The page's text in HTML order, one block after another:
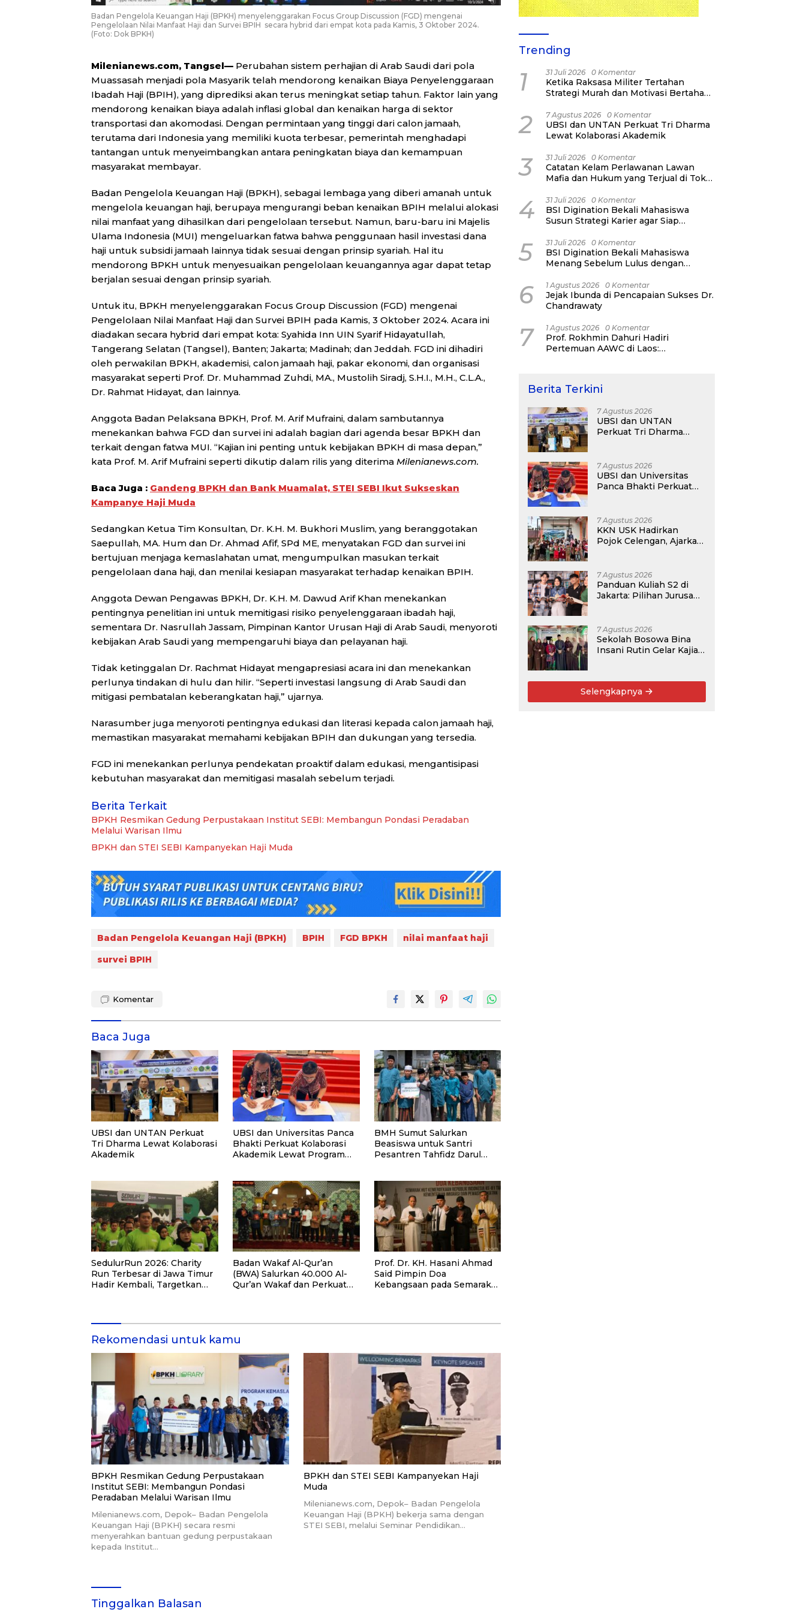
Badan Pengelola Keuangan Haji (BPKH) menyelenggarakan Focus Group Discussion (FGD) mengenai
Pengelolaan Nilai Manfaat Haji dan Survei BPIH secara hybrid dari empat kota pada Kamis, 3 Oktober 2024.
(Foto: Dok BPKH)
Milenianews.com, Tangsel— Perubahan sistem perhajian di Arab Saudi dari pola
Muassasah menjadi pola Masyarik telah mendorong kenaikan Biaya Penyelenggaraan
Ibadah Haji (BPIH), yang diprediksi akan terus meningkat setiap tahun. Faktor lain yang
mendorong kenaikan biaya adalah inflasi global dan kenaikan harga di sektor
transportasi dan akomodasi. Dengan permintaan yang tinggi dari calon jamaah,
terutama dari Indonesia yang memiliki kuota terbesar, pemerintah menghadapi
tantangan untuk menyeimbangkan antara peningkatan biaya dan kemampuan
masyarakat membayar.
Badan Pengelola Keuangan Haji (BPKH), sebagai lembaga yang diberi amanah untuk
mengelola keuangan haji, berupaya mengurangi beban kenaikan BPIH melalui alokasi
nilai manfaat yang dihasilkan dari pengelolaan tersebut. Namun, baru-baru ini Majelis
Ulama Indonesia (MUI) mengeluarkan fatwa bahwa penggunaan hasil investasi dana
haji untuk subsidi jamaah lainnya tidak sesuai dengan prinsip syariah. Hal itu
mendorong BPKH untuk menyesuaikan pengelolaan keuangannya agar dapat tetap
berjalan sesuai dengan prinsip syariah.
Untuk itu, BPKH menyelenggarakan Focus Group Discussion (FGD) mengenai
Pengelolaan Nilai Manfaat Haji dan Survei BPIH pada Kamis, 3 Oktober 2024. Acara ini
diadakan secara hybrid dari empat kota: Syahida Inn UIN Syarif Hidayatullah,
Tangerang Selatan (Tangsel), Banten; Jakarta; Madinah; dan Jeddah. FGD ini dihadiri
oleh perwakilan BPKH, akademisi, calon jamaah haji, pakar ekonomi, dan organisasi
masyarakat seperti Prof. Dr. Muhammad Zuhdi, MA., Mustolih Siradj, S.H.I., M.H., C.L.A.,
Dr. Rahmat Hidayat, dan lainnya.
Anggota Badan Pelaksana BPKH, Prof. M. Arif Mufraini, dalam sambutannya
menekankan bahwa FGD dan survei ini adalah bagian dari agenda besar BPKH dan
terkait dengan fatwa MUI. “Kajian ini penting untuk kebijakan BPKH di masa depan,”
kata Prof. M. Arif Mufraini seperti dikutip dalam rilis yang diterima Milenianews.com.
Baca Juga : Gandeng BPKH dan Bank Muamalat, STEI SEBI Ikut Sukseskan
Kampanye Haji Muda
Sedangkan Ketua Tim Konsultan, Dr. K.H. M. Bukhori Muslim, yang beranggotakan
Saepullah, MA. Hum dan Dr. Ahmad Afif, SPd ME, menyatakan FGD dan survei ini
bertujuan menjaga kemaslahatan umat, mengumpulkan masukan terkait
pengelolaan dana haji, dan menilai kesiapan masyarakat terhadap kenaikan BPIH.
Anggota Dewan Pengawas BPKH, Dr. K.H. M. Dawud Arif Khan menekankan
pentingnya penelitian ini untuk memitigasi risiko penyelenggaraan ibadah haji,
sementara Dr. Nasrullah Jassam, Pimpinan Kantor Urusan Haji di Arab Saudi, menyoroti
kebijakan Arab Saudi yang mempengaruhi biaya dan pelayanan haji.
Tidak ketinggalan Dr. Rachmat Hidayat mengapresiasi acara ini dan menekankan
perlunya tindakan di hulu dan hilir. “Seperti investasi langsung di Arab Saudi dan
mitigasi pembatalan keberangkatan haji,” ujarnya.
Narasumber juga menyoroti pentingnya edukasi dan literasi kepada calon jamaah haji,
memastikan masyarakat memahami kebijakan BPIH dan dukungan yang tersedia.
FGD ini menekankan perlunya pendekatan proaktif dalam edukasi, mengantisipasi
kebutuhan masyarakat dan memitigasi masalah sebelum terjadi.
Berita Terkait
BPKH Resmikan Gedung Perpustakaan Institut SEBI: Membangun Pondasi Peradaban
Melalui Warisan Ilmu
BPKH dan STEI SEBI Kampanyekan Haji Muda
Badan Pengelola Keuangan Haji (BPKH) BPIH FGD BPKH
nilai manfaat haji
survei BPIH
Komentar
Baca Juga
UBSI dan UNTAN Perkuat
Tri Dharma Lewat Kolaborasi
Akademik
UBSI dan Universitas Panca
Bhakti Perkuat Kolaborasi
Akademik Lewat Program
BMH Sumut Salurkan
Beasiswa untuk Santri
Pesantren Tahfidz Darul
SedulurRun 2026: Charity
Run Terbesar di Jawa Timur
Hadir Kembali, Targetkan
Badan Wakaf Al-Qur’an
(BWA) Salurkan 40.000 Al-
Qur’an Wakaf dan Perkuat
Prof. Dr. KH. Hasani Ahmad
Said Pimpin Doa
Kebangsaan pada Semarak
Rekomendasi untuk kamu
BPKH Resmikan Gedung Perpustakaan
Institut SEBI: Membangun Pondasi
Peradaban Melalui Warisan Ilmu
Milenianews.com, Depok– Badan Pengelola
Keuangan Haji (BPKH) secara resmi
menyerahkan bantuan gedung perpustakaan
kepada Institut…
BPKH dan STEI SEBI Kampanyekan Haji
Muda
Milenianews.com, Depok– Badan Pengelola
Keuangan Haji (BPKH) bekerja sama dengan
STEI SEBI, melalui Seminar Pendidikan…
Tinggalkan Balasan
Trending
1 31 Juli 2026 0 Komentar
Ketika Raksasa Militer Tertahan
Strategi Murah dan Motivasi Bertahan
2 7 Agustus 2026 0 Komentar
UBSI dan UNTAN Perkuat Tri Dharma
Lewat Kolaborasi Akademik
3 31 Juli 2026 0 Komentar
Catatan Kelam Perlawanan Lawan
Mafia dan Hukum yang Terjual di Toko
4 31 Juli 2026 0 Komentar
BSI Digination Bekali Mahasiswa
Susun Strategi Karier agar Siap
5 31 Juli 2026 0 Komentar
BSI Digination Bekali Mahasiswa
Menang Sebelum Lulus dengan
6 1 Agustus 2026 0 Komentar
Jejak Ibunda di Pencapaian Sukses Dr.
Chandrawaty
7 1 Agustus 2026 0 Komentar
Prof. Rokhmin Dahuri Hadiri
Pertemuan AAWC di Laos:
Berita Terkini
7 Agustus 2026
UBSI dan UNTAN
Perkuat Tri Dharma
7 Agustus 2026
UBSI dan Universitas
Panca Bhakti Perkuat
7 Agustus 2026
KKN USK Hadirkan
Pojok Celengan, Ajarkan
7 Agustus 2026
Panduan Kuliah S2 di
Jakarta: Pilihan Jurusan,
7 Agustus 2026
Sekolah Bosowa Bina
Insani Rutin Gelar Kajian
Umum
Selengkapnya